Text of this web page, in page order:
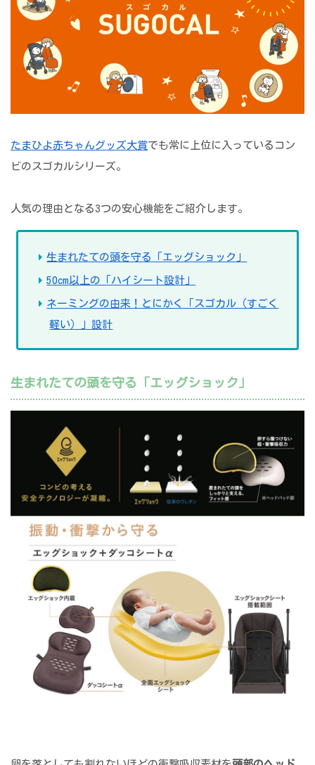
たまひよ赤ちゃんグッズ大賞でも常に上位に入っているコン
ビのスゴカルシリーズ。
人気の理由となる3つの安心機能をご紹介します。
生まれたての頭を守る「エッグショック」
50cm以上の「ハイシート設計」
ネーミングの由来！とにかく「スゴカル（すごく
軽い）」設計
生まれたての頭を守る「エッグショック」